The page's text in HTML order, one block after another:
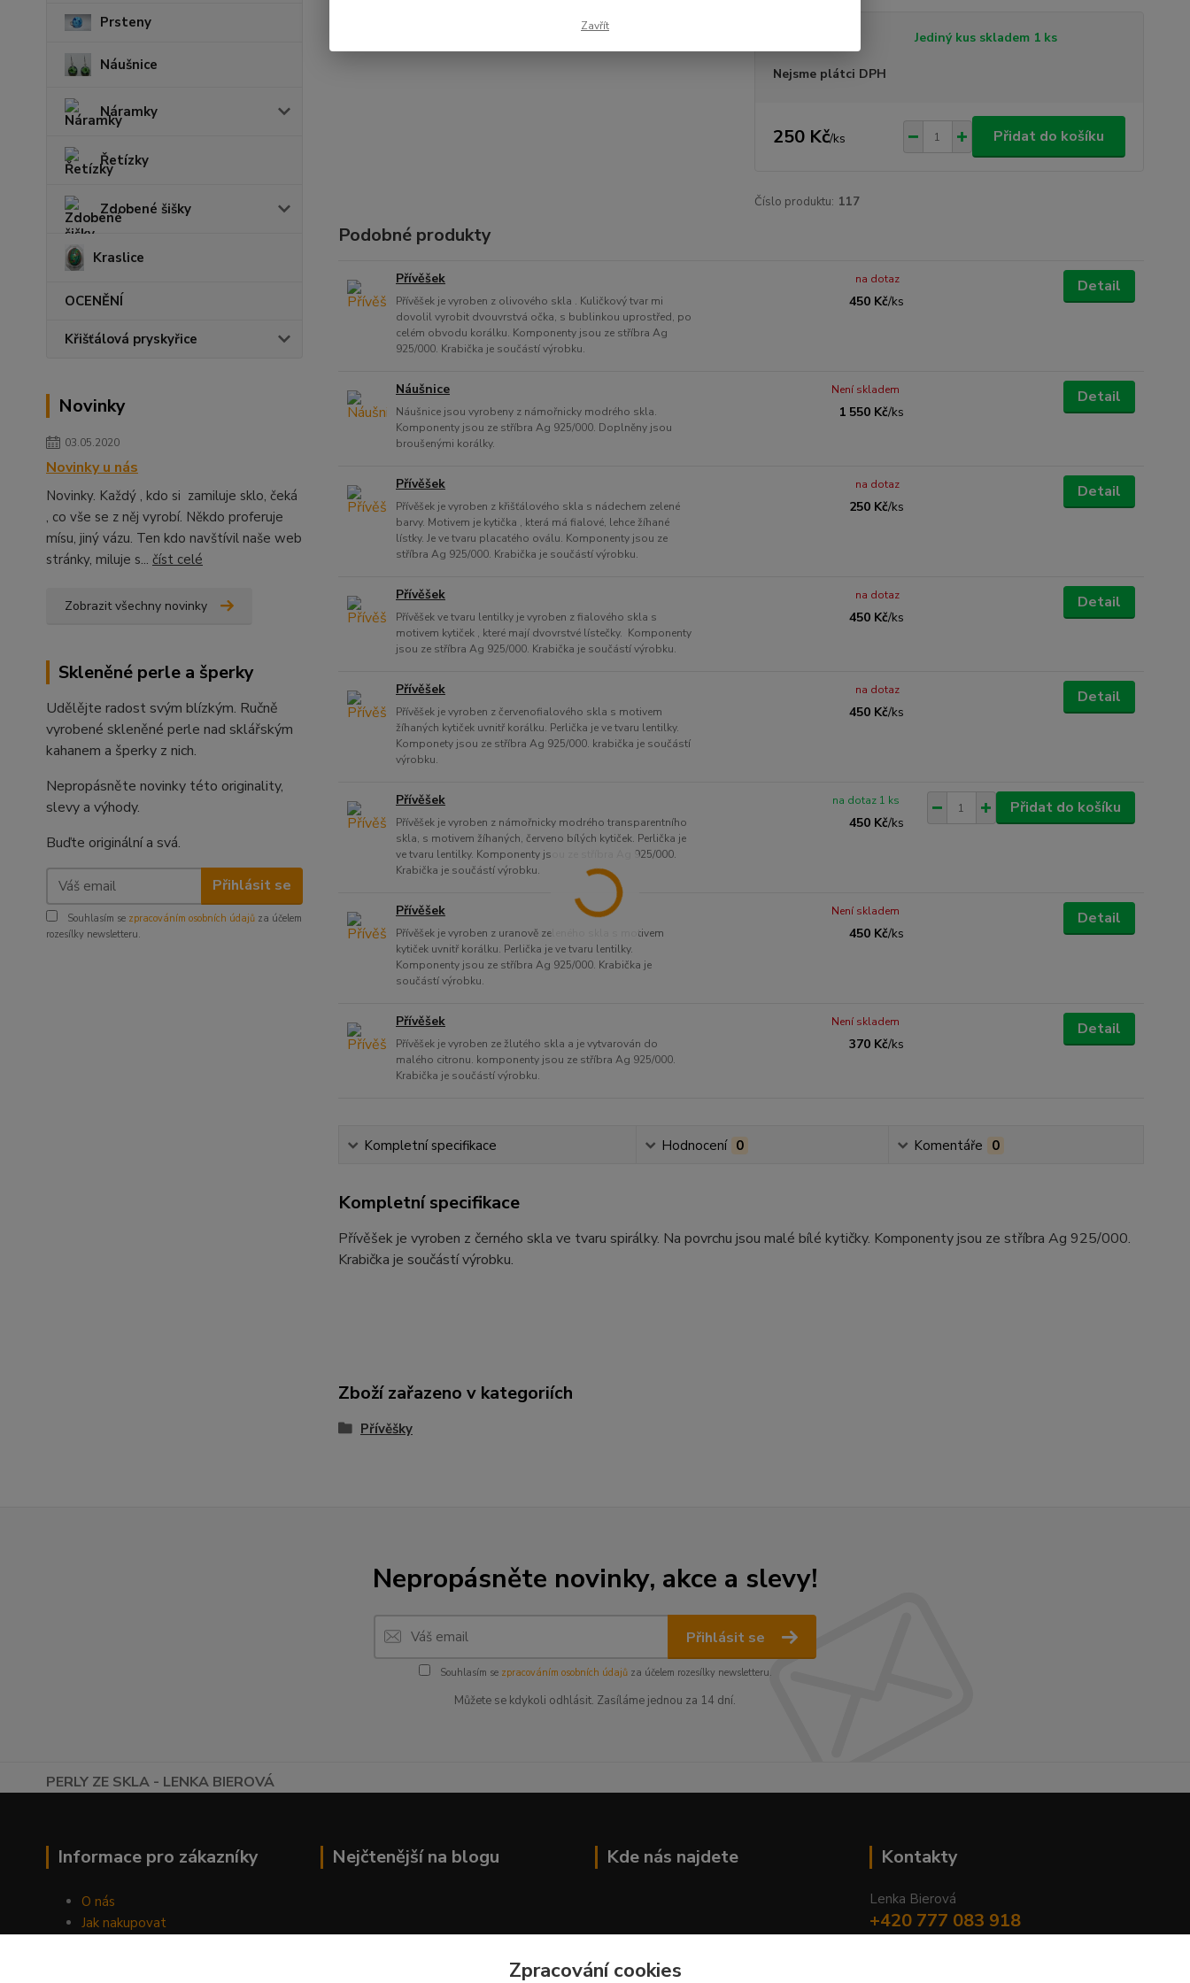
Prsteny
Náušnice
Náramky
Řetízky
Zdobené šišky
Kraslice
OCENĚNÍ
Křišťálová pryskyřice
Novinky
03.05.2020
Novinky u nás
Novinky. Každý , kdo si zamiluje sklo, čeká
, co vše se z něj vyrobí. Někdo proferuje
mísu, jiný vázu. Ten kdo navštívil naše web
stránky, miluje s... číst celé
Zobrazit všechny novinky
Skleněné perle a šperky
Udělějte radost svým blízkým. Ručně
vyrobené skleněné perle nad sklářským
kahanem a šperky z nich.
Nepropásněte novinky této originality,
slevy a výhody.
Buďte originální a svá.
Přihlásit se
Souhlasím se zpracováním osobních údajů za účelem
rozesílky newsletteru.
Jediný kus skladem 1 ks
Nejsme plátci DPH
250 Kč/ks Přidat do košíku
Číslo produktu: 117
Podobné produkty
Přívěšek
Přívěšek je vyroben z olivového skla . Kuličkový tvar mi
dovolil vyrobit dvouvrstvá očka, s bublinkou uprostřed, po
celém obvodu korálku. Komponenty jsou ze stříbra Ag
925/000. Krabička je součástí výrobku.
450 Kč/ks
na dotaz Detail
Náušnice
Náušnice jsou vyrobeny z námořnicky modrého skla.
Komponenty jsou ze stříbra Ag 925/000. Doplněny jsou
broušenými korálky.
1 550 Kč/ks
Není skladem Detail
Přívěšek
Přívěšek je vyroben z křišťálového skla s nádechem zelené
barvy. Motivem je kytička , která má fialové, lehce žíhané
lístky. Je ve tvaru placatého oválu. Komponenty jsou ze
stříbra Ag 925/000. Krabička je součástí výrobku.
250 Kč/ks
na dotaz Detail
Přívěšek
Přívěšek ve tvaru lentilky je vyroben z fialového skla s
motivem kytiček , které mají dvovrstvé lístečky. Komponenty
jsou ze stříbra Ag 925/000. Krabička je součástí výrobku.
450 Kč/ks
na dotaz Detail
Přívěšek
Přívěšek je vyroben z červenofialového skla s motivem
žíhaných kytiček uvnitř korálku. Perlička je ve tvaru lentilky.
Komponety jsou ze stříbra Ag 925/000. krabička je součástí
výrobku.
450 Kč/ks
na dotaz Detail
Přívěšek
Přívěšek je vyroben z námořnicky modrého transparentního
skla, s motivem žíhaných, červeno bílých kytiček. Perlička je
ve tvaru lentilky. Komponenty jsou ze stříbra Ag 925/000.
Krabička je součástí výrobku.
450 Kč/ks
na dotaz 1 ks Přidat do košíku
Přívěšek
Přívěšek je vyroben z uranově zeleného skla s motivem
kytiček uvnitř korálku. Perlička je ve tvaru lentilky.
Komponenty jsou ze stříbra Ag 925/000. Krabička je
součástí výrobku.
450 Kč/ks
Není skladem Detail
Přívěšek
Přívěšek je vyroben ze žlutého skla a je vytvarován do
malého citronu. komponenty jsou ze stříbra Ag 925/000.
Krabička je součástí výrobku.
370 Kč/ks
Není skladem Detail
Kompletní specifikace Hodnocení 0 Komentáře 0
Kompletní specifikace
Přívěšek je vyroben z černého skla ve tvaru spirálky. Na povrchu jsou malé bílé kytičky. Komponenty jsou ze stříbra Ag 925/000.
Krabička je součástí výrobku.
Zboží zařazeno v kategoriích
Přívěšky
Nepropásněte novinky, akce a slevy!
Přihlásit se
Souhlasím se zpracováním osobních údajůza účelem rozesílky newsletteru.
Můžete se kdykoli odhlásit. Zasíláme jednou za 14 dní.
PERLY ZE SKLA - LENKA BIEROVÁ
Informace pro zákazníky
O nás
Jak nakupovat
Nejčtenější na blogu Kde nás najdete Kontakty
Lenka Bierová
+420 777 083 918
Zavřít
Zpracování cookies